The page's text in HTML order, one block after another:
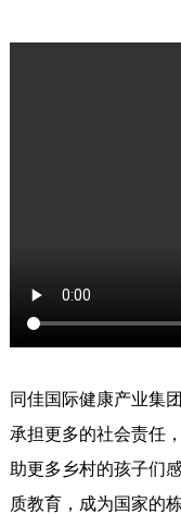
同佳国际健康产业集
承担更多的社会责任
助更多乡村的孩子们
质教育，成为国家的